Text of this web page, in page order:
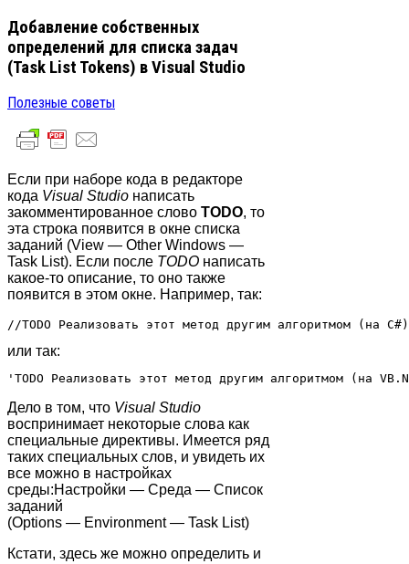
Добавление собственных
определений для списка задач
(Task List Tokens) в Visual Studio
Полезные советы
Если при наборе кода в редакторе
кода Visual Studio написать
закомментированное слово TODO, то
эта строка появится в окне списка
заданий (View — Other Windows —
Task List). Если после TODO написать
какое-то описание, то оно также
появится в этом окне. Например, так:
//TODO Реализовать этот метод другим алгоритмом (на C#)
или так:
'TODO Реализовать этот метод другим алгоритмом (на
Дело в том, что Visual Studio
воспринимает некоторые слова как
специальные директивы. Имеется ряд
таких специальных слов, и увидеть их
все можно в настройках
среды:Настройки — Среда — Список
заданий
(Options — Environment — Task List)
Кстати, здесь же можно определить и